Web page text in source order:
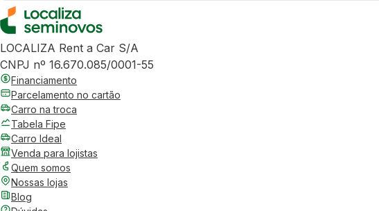
LOCALIZA Rent a Car S/A
CNPJ nº 16.670.085/0001-55
Financiamento
Parcelamento no cartão
Carro na troca
Tabela Fipe
Carro Ideal
Venda para lojistas
Quem somos
Nossas lojas
Blog